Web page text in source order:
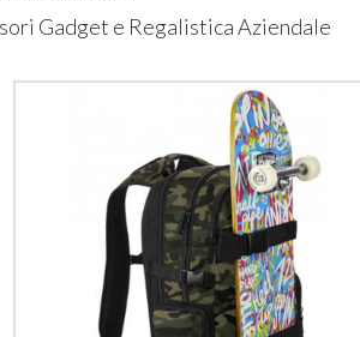
Gadget e Regalistica Aziendale